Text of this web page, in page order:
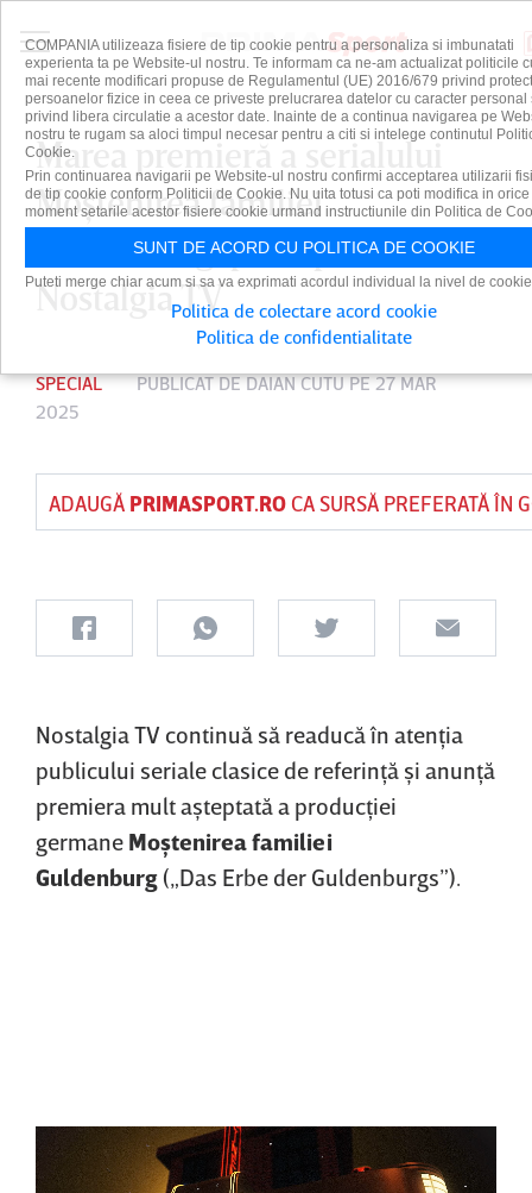
Marea premieră a serialului
Moştenirea familiei
Guldenburg, pe 1 aprilie, la
Nostalgia TV
SPECIAL PUBLICAT DEDAIAN CUTUPE 27 MAR
2025
ADAUGĂ PRIMASPORT.ROCA SURSĂ PREFERATĂ ÎN
Nostalgia TV continuă să readucă în atenţia
publicului seriale clasice de referinţă şi anunţă
premiera mult aşteptată a producţiei
germane Moştenirea familiei
Guldenburg („Das Erbe der Guldenburgs”).
COMPANIA utilizeaza fisiere de tip cookie pentru a personaliza si imbunatati
experienta ta pe Website-ul nostru. Te informam ca ne-am actualizat politicile
mai recente modificari propuse de Regulamentul (UE) 2016/679 privind
persoanelor fizice in ceea ce priveste prelucrarea datelor cu caracter personal
privind libera circulatie a acestor date. Inainte de a continua navigarea pe
nostru te rugam sa aloci timpul necesar pentru a citi si intelege continutul
Cookie.
Prin continuarea navigarii pe Website-ul nostru confirmi acceptarea utilizarii
de tip cookie conform Politicii de Cookie. Nu uita totusi ca poti modifica in orice
moment setarile acestor fisiere cookie urmand instructiunile din Politica de
SUNT DE ACORD CU POLITICA DE COOKIE
Puteti merge chiar acum si sa va exprimati acordul individual la nivel de
Politica de colectare acord cookie
Politica de confidentialitate